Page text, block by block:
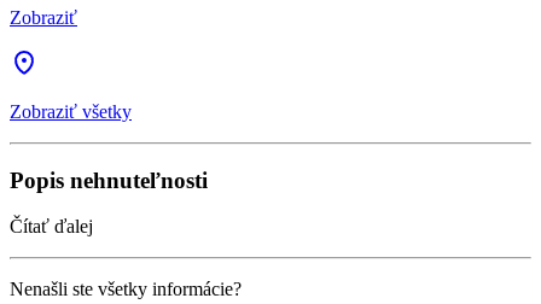
Zobraziť
Zobraziť všetky
Popis nehnuteľnosti
Čítať ďalej
Nenašli ste všetky informácie?